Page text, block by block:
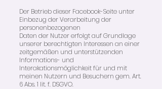
Der Betrieb dieser Facebook-Seite unter
Einbezug der Verarbeitung der
personenbezogenen
Daten der Nutzer erfolgt auf Grundlage
unserer berechtigten Interessen an einer
zeitgemäßen und unterstützenden
Informations- und
Interakationsmöglichkeit für und mit
meinen Nutzern und Besuchern gem. Art.
6 Abs. 1 lit. f. DSGVO.